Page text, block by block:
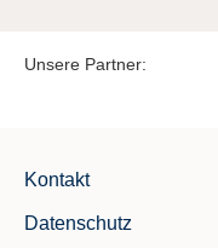
Unsere Partner:
Kontakt
Datenschutz